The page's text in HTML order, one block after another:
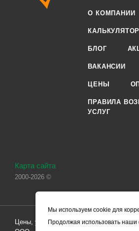
О КОМПАНИИ
БЛОГ
ВАКАНСИИ
ЦЕНЫ
ПРАВИЛА
УСЛУГ
Карта сайта
2000-2026 ©
Цены, указанные на сайте, носят
Мы используем cookie для
Продолжая использовать наши